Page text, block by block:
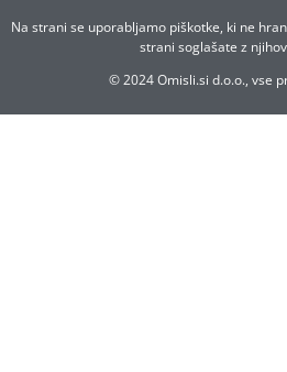
Na strani se uporabljamo piškotke, ki ne
strani soglašate z
© 2024 Omisli.si d.o.o., vse